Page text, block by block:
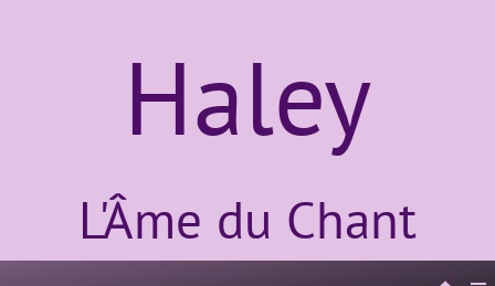
Haley
L'Âme du Chant